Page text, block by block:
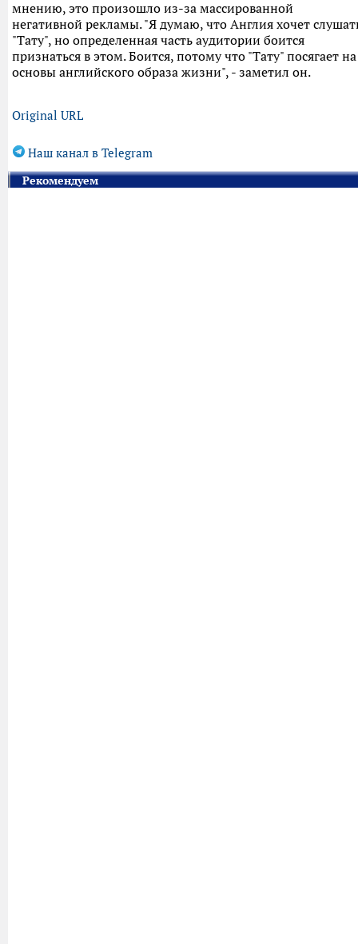
мнению, это произошло из-за массированной
негативной рекламы. "Я думаю, что Англия хочет
"Тату", но определенная часть аудитории боится
признаться в этом. Боится, потому что "Тату" посягает на
основы английского образа жизни", - заметил он.
Original URL
Наш канал в Telegram
Рекомендуем